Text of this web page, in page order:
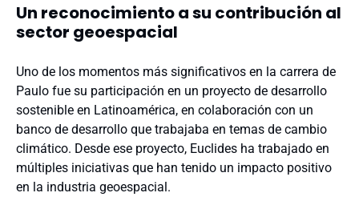
Un reconocimiento a su contribución al
sector geoespacial
Uno de los momentos más significativos en la carrera de
Paulo fue su participación en un proyecto de desarrollo
sostenible en Latinoamérica, en colaboración con un
banco de desarrollo que trabajaba en temas de cambio
climático. Desde ese proyecto, Euclides ha trabajado en
múltiples iniciativas que han tenido un impacto positivo
en la industria geoespacial.